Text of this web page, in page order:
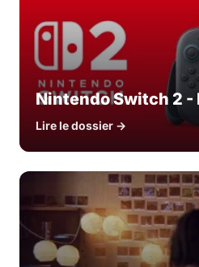
Nintendo Switch 2 -
Lire le dossier →